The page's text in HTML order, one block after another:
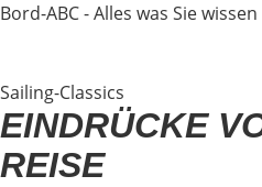
Bord-ABC - Alles was Sie
Sailing-Classics
EINDRÜCKE
REISE